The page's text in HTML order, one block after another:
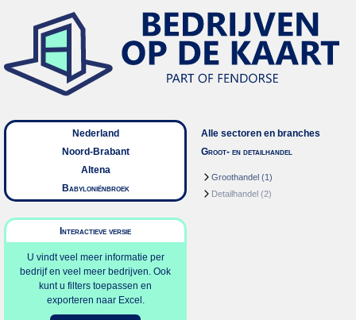
Nederland
Noord-Brabant
Altena
Babyloniënbroek
Interactieve versie
U vindt veel meer informatie per
bedrijf en veel meer bedrijven. Ook
kunt u filters toepassen en
exporteren naar Excel.
Alle sectoren en branches
Groot- en detailhandel
Groothandel (1)
Detailhandel (2)